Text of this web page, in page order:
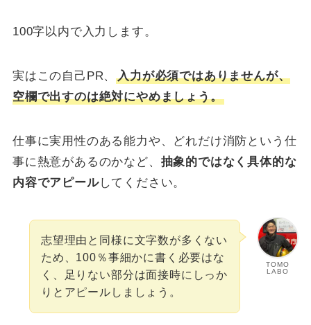
100字以内で入力します。
実はこの自己PR、入力が必須ではありませんが、
空欄で出すのは絶対にやめましょう。
仕事に実用性のある能力や、どれだけ消防という仕
事に熱意があるのかなど、 抽象的ではなく具体的な
内容でアピールしてください。
TOMO
LABO
志望理由と同様に文字数が多くない
ため、100％事細かに書く必要はな
く、足りない部分は面接時にしっか
りとアピールしましょう。